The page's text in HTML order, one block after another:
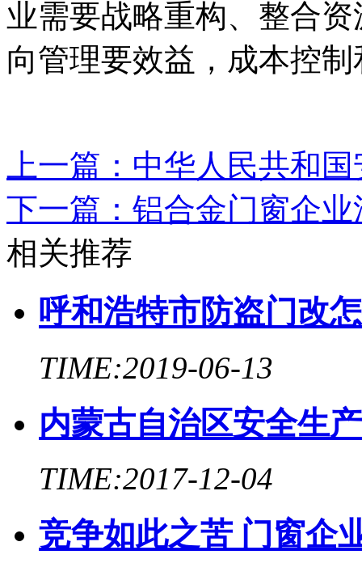
业需要战略重构、整合
向管理要效益，成本控
上一篇： 中华人民共和
下一篇： 铝合金门窗企
相关推荐
呼和浩特市防盗门改
TIME:2019-06-13
内蒙古自治区安全生
TIME:2017-12-04
竞争如此之苦 门窗企